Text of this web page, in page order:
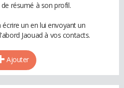
résumé à son profil.
un en lui envoyant un
Jaouad à vos contacts.
Ajouter